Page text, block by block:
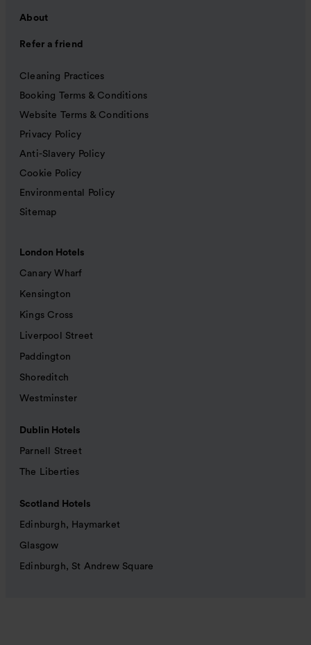
About
Refer a friend
Cleaning Practices
Booking Terms & Conditions
Website Terms & Conditions
Privacy Policy
Anti-Slavery Policy
Cookie Policy
Environmental Policy
Sitemap
London Hotels
Canary Wharf
Kensington
Kings Cross
Liverpool Street
Paddington
Shoreditch
Westminster
Dublin Hotels
Parnell Street
The Liberties
Scotland Hotels
Edinburgh, Haymarket
Glasgow
Edinburgh, St Andrew Square